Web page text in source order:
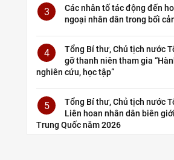
3
Các nhân tố tác động đến
ngoại nhân dân trong bối
4
Tổng Bí thư, Chủ tịch nước
gỡ thanh niên tham gia
nghiên cứu, học tập”
5
Tổng Bí thư, Chủ tịch nước
Liên hoan nhân dân biên
Trung Quốc năm 2026